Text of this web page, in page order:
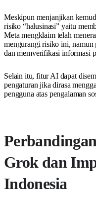
Meskipun menjanjikan
risiko “halusinasi” yaitu
Meta mengklaim telah
mengurangi risiko ini, namun
dan memverifikasi informasi
Selain itu, fitur AI dapat
pengaturan jika dirasa
pengguna atas pengalaman
Grok dan
Indonesia